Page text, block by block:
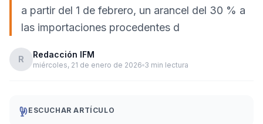
a partir del 1 de febrero, un arancel del 30 % a
las importaciones procedentes d
R Redacción IFM
miércoles, 21 de enero de 2026 3 min lectura
ESCUCHAR ARTÍCULO